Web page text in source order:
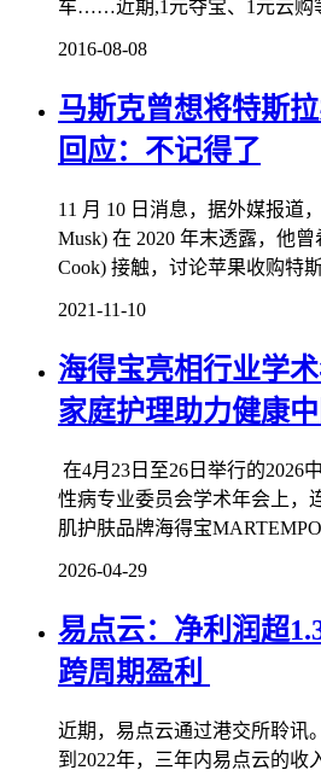
车……近期,1元夺宝、1元云购
2016-08-08
马斯克曾想将特斯
回应：不记得了
11 月 10 日消息，据外媒报道
Musk) 在 2020 年末透露，他
Cook) 接触，讨论苹果收购特
2021-11-10
海得宝亮相行业学
家庭护理助力健康
在4月23日至26日举行的2026
性病专业委员会学术年会上，
肌护肤品牌海得宝
2026-04-29
易点云：净利润超
跨周期盈利
近期，易点云通过港交所聆讯
到2022年，三年内易点云的收